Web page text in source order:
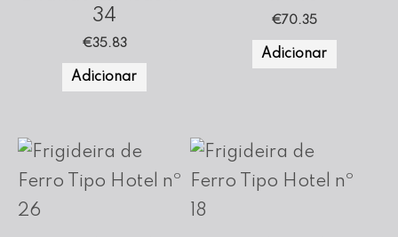
34
€35.83
Adicionar
€70.35
Adicionar